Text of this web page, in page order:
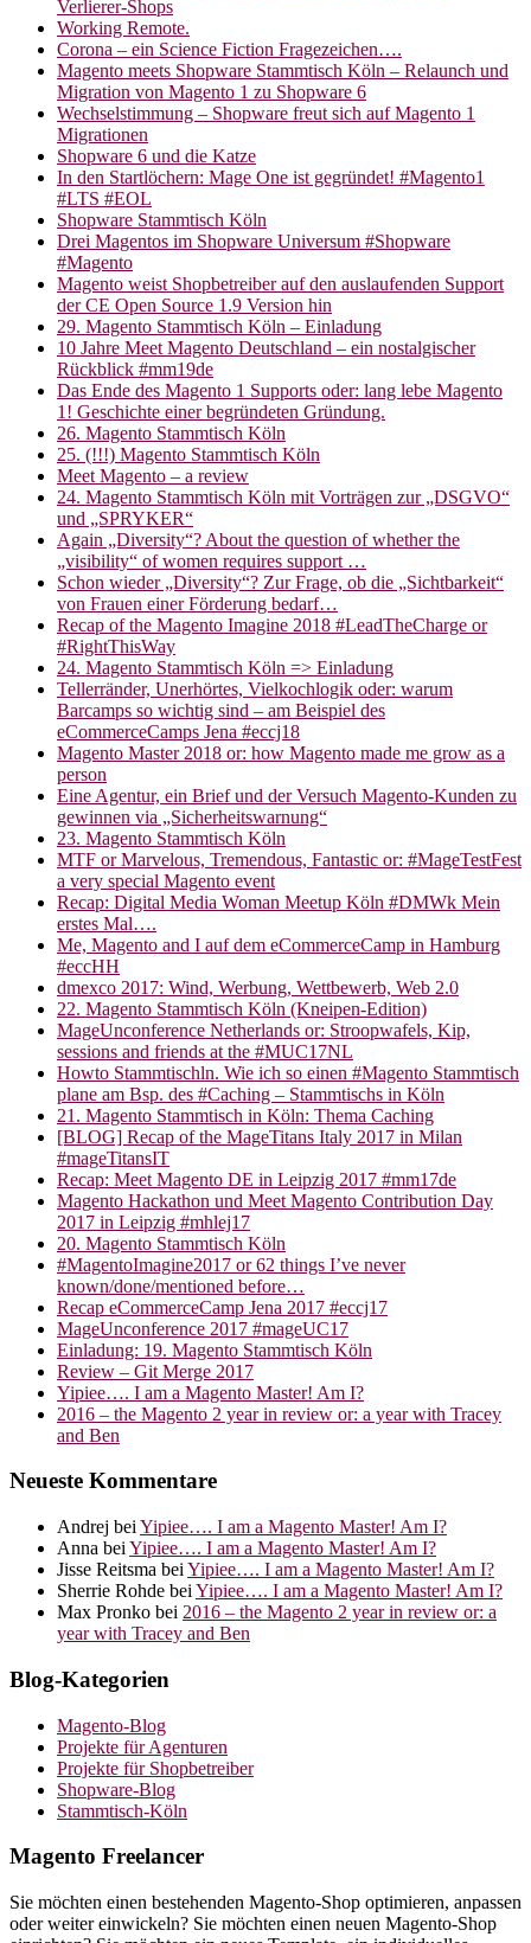
Verlierer-Shops
Working Remote.
Corona – ein Science Fiction Fragezeichen….
Magento meets Shopware Stammtisch Köln – Relaunch und
Migration von Magento 1 zu Shopware 6
Wechselstimmung – Shopware freut sich auf Magento 1
Migrationen
Shopware 6 und die Katze
In den Startlöchern: Mage One ist gegründet! #Magento1
#LTS #EOL
Shopware Stammtisch Köln
Drei Magentos im Shopware Universum #Shopware
#Magento
Magento weist Shopbetreiber auf den auslaufenden Support
der CE Open Source 1.9 Version hin
29. Magento Stammtisch Köln – Einladung
10 Jahre Meet Magento Deutschland – ein nostalgischer
Rückblick #mm19de
Das Ende des Magento 1 Supports oder: lang lebe Magento
1! Geschichte einer begründeten Gründung.
26. Magento Stammtisch Köln
25. (!!!) Magento Stammtisch Köln
Meet Magento – a review
24. Magento Stammtisch Köln mit Vorträgen zur „DSGVO“
und „SPRYKER“
Again „Diversity“? About the question of whether the
„visibility“ of women requires support …
Schon wieder „Diversity“? Zur Frage, ob die „Sichtbarkeit“
von Frauen einer Förderung bedarf…
Recap of the Magento Imagine 2018 #LeadTheCharge or
#RightThisWay
24. Magento Stammtisch Köln => Einladung
Tellerränder, Unerhörtes, Vielkochlogik oder: warum
Barcamps so wichtig sind – am Beispiel des
eCommerceCamps Jena #eccj18
Magento Master 2018 or: how Magento made me grow as a
person
Eine Agentur, ein Brief und der Versuch Magento-Kunden zu
gewinnen via „Sicherheitswarnung“
23. Magento Stammtisch Köln
MTF or Marvelous, Tremendous, Fantastic or: #MageTestFest
a very special Magento event
Recap: Digital Media Woman Meetup Köln #DMWk Mein
erstes Mal….
Me, Magento and I auf dem eCommerceCamp in Hamburg
#eccHH
dmexco 2017: Wind, Werbung, Wettbewerb, Web 2.0
22. Magento Stammtisch Köln (Kneipen-Edition)
MageUnconference Netherlands or: Stroopwafels, Kip,
sessions and friends at the #MUC17NL
Howto Stammtischln. Wie ich so einen #Magento Stammtisch
plane am Bsp. des #Caching – Stammtischs in Köln
21. Magento Stammtisch in Köln: Thema Caching
[BLOG] Recap of the MageTitans Italy 2017 in Milan
#mageTitansIT
Recap: Meet Magento DE in Leipzig 2017 #mm17de
Magento Hackathon und Meet Magento Contribution Day
2017 in Leipzig #mhlej17
20. Magento Stammtisch Köln
#MagentoImagine2017 or 62 things I’ve never
known/done/mentioned before…
Recap eCommerceCamp Jena 2017 #eccj17
MageUnconference 2017 #mageUC17
Einladung: 19. Magento Stammtisch Köln
Review – Git Merge 2017
Yipiee…. I am a Magento Master! Am I?
2016 – the Magento 2 year in review or: a year with Tracey
and Ben
Neueste Kommentare
Andrej bei Yipiee…. I am a Magento Master! Am I?
Anna bei Yipiee…. I am a Magento Master! Am I?
Jisse Reitsma bei Yipiee…. I am a Magento Master! Am I?
Sherrie Rohde bei Yipiee…. I am a Magento Master! Am I?
Max Pronko bei 2016 – the Magento 2 year in review or: a
year with Tracey and Ben
Blog-Kategorien
Magento-Blog
Projekte für Agenturen
Projekte für Shopbetreiber
Shopware-Blog
Stammtisch-Köln
Magento Freelancer
Sie möchten einen bestehenden Magento-Shop optimieren, anpassen
oder weiter einwickeln? Sie möchten einen neuen Magento-Shop